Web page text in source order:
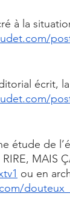
à la
écrit,
étude de
RIRE, MAIS
ou en